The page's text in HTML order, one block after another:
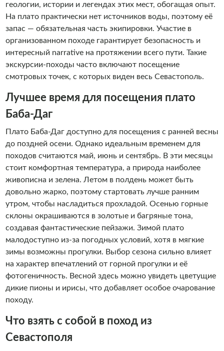
геологии, истории и легендах этих мест, обогащая опыт.
На плато практически нет источников воды, поэтому её
запас — обязательная часть экипировки. Участие в
организованном походе гарантирует безопасность и
интересный narrative на протяжении всего пути. Такие
экскурсии-походы часто включают посещение
смотровых точек, с которых виден весь Севастополь.
Лучшее время для посещения плато
Баба-Даг
Плато Баба-Даг доступно для посещения с ранней весны
до поздней осени. Однако идеальным временем для
походов считаются май, июнь и сентябрь. В эти месяцы
стоит комфортная температура, а природа наиболее
живописна и зелена. Летом в полдень может быть
довольно жарко, поэтому стартовать лучше ранним
утром, чтобы насладиться прохладой. Осенью горные
склоны окрашиваются в золотые и багряные тона,
создавая фантастические пейзажи. Зимой плато
малодоступно из-за погодных условий, хотя в мягкие
зимы возможны прогулки. Выбор сезона сильно влияет
на характер впечатлений от горной прогулки и её
фотогеничность. Весной здесь можно увидеть цветущие
дикие пионы и ирисы, что добавляет особое очарование
походу.
Что взять с собой в поход из
Севастополя